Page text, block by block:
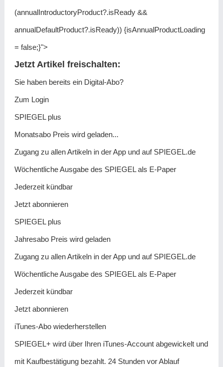
(annualIntroductoryProduct?.isReady &&
annualDefaultProduct?.isReady)) {isAnnualProductLoading
= false;}">
Jetzt Artikel freischalten:
Sie haben bereits ein Digital-Abo?
Zum Login
SPIEGEL plus
Monatsabo Preis wird geladen...
Zugang zu allen Artikeln in der App und auf SPIEGEL.de
Wöchentliche Ausgabe des SPIEGEL als E-Paper
Jederzeit kündbar
Jetzt abonnieren
SPIEGEL plus
Jahresabo Preis wird geladen
Zugang zu allen Artikeln in der App und auf SPIEGEL.de
Wöchentliche Ausgabe des SPIEGEL als E-Paper
Jederzeit kündbar
Jetzt abonnieren
iTunes-Abo wiederherstellen
SPIEGEL+ wird über Ihren iTunes-Account abgewickelt und
mit Kaufbestätigung bezahlt. 24 Stunden vor Ablauf